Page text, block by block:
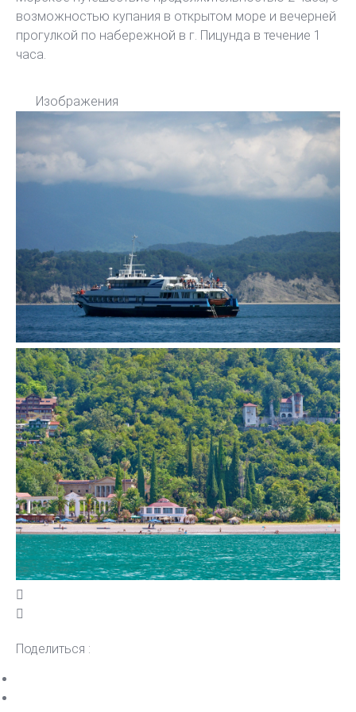
возможностью купания в открытом море и вечерней
прогулкой по набережной в г. Пицунда в течение 1
часа.
Изображения
Поделиться :